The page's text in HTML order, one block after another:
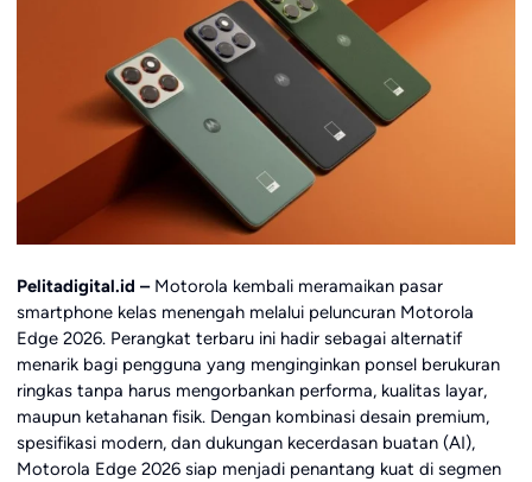
Pelitadigital.id – Motorola kembali meramaikan pasar
smartphone kelas menengah melalui peluncuran Motorola
Edge 2026. Perangkat terbaru ini hadir sebagai alternatif
menarik bagi pengguna yang menginginkan ponsel berukuran
ringkas tanpa harus mengorbankan performa, kualitas layar,
maupun ketahanan fisik. Dengan kombinasi desain premium,
spesifikasi modern, dan dukungan kecerdasan buatan (AI),
Motorola Edge 2026 siap menjadi penantang kuat di segmen